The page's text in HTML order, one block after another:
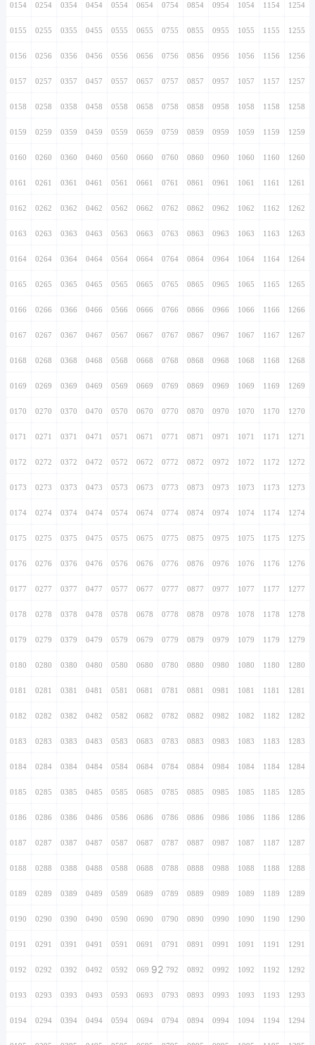
0154 0254 0354 0454 0554 0654 0754 0854 0954 1054 1154 1254
0155 0255 0355 0455 0555 0655 0755 0855 0955 1055 1155 1255
0156 0256 0356 0456 0556 0656 0756 0856 0956 1056 1156 1256
0157 0257 0357 0457 0557 0657 0757 0857 0957 1057 1157 1257
0158 0258 0358 0458 0558 0658 0758 0858 0958 1058 1158 1258
0159 0259 0359 0459 0559 0659 0759 0859 0959 1059 1159 1259
0160 0260 0360 0460 0560 0660 0760 0860 0960 1060 1160 1260
0161 0261 0361 0461 0561 0661 0761 0861 0961 1061 1161 1261
0162 0262 0362 0462 0562 0662 0762 0862 0962 1062 1162 1262
0163 0263 0363 0463 0563 0663 0763 0863 0963 1063 1163 1263
0164 0264 0364 0464 0564 0664 0764 0864 0964 1064 1164 1264
0165 0265 0365 0465 0565 0665 0765 0865 0965 1065 1165 1265
0166 0266 0366 0466 0566 0666 0766 0866 0966 1066 1166 1266
0167 0267 0367 0467 0567 0667 0767 0867 0967 1067 1167 1267
0168 0268 0368 0468 0568 0668 0768 0868 0968 1068 1168 1268
0169 0269 0369 0469 0569 0669 0769 0869 0969 1069 1169 1269
0170 0270 0370 0470 0570 0670 0770 0870 0970 1070 1170 1270
0171 0271 0371 0471 0571 0671 0771 0871 0971 1071 1171 1271
0172 0272 0372 0472 0572 0672 0772 0872 0972 1072 1172 1272
0173 0273 0373 0473 0573 0673 0773 0873 0973 1073 1173 1273
0174 0274 0374 0474 0574 0674 0774 0874 0974 1074 1174 1274
0175 0275 0375 0475 0575 0675 0775 0875 0975 1075 1175 1275
0176 0276 0376 0476 0576 0676 0776 0876 0976 1076 1176 1276
0177 0277 0377 0477 0577 0677 0777 0877 0977 1077 1177 1277
0178 0278 0378 0478 0578 0678 0778 0878 0978 1078 1178 1278
0179 0279 0379 0479 0579 0679 0779 0879 0979 1079 1179 1279
0180 0280 0380 0480 0580 0680 0780 0880 0980 1080 1180 1280
0181 0281 0381 0481 0581 0681 0781 0881 0981 1081 1181 1281
0182 0282 0382 0482 0582 0682 0782 0882 0982 1082 1182 1282
0183 0283 0383 0483 0583 0683 0783 0883 0983 1083 1183 1283
0184 0284 0384 0484 0584 0684 0784 0884 0984 1084 1184 1284
0185 0285 0385 0485 0585 0685 0785 0885 0985 1085 1185 1285
0186 0286 0386 0486 0586 0686 0786 0886 0986 1086 1186 1286
0187 0287 0387 0487 0587 0687 0787 0887 0987 1087 1187 1287
0188 0288 0388 0488 0588 0688 0788 0888 0988 1088 1188 1288
0189 0289 0389 0489 0589 0689 0789 0889 0989 1089 1189 1289
0190 0290 0390 0490 0590 0690 0790 0890 0990 1090 1190 1290
0191 0291 0391 0491 0591 0691 0791 0891 0991 1091 1191 1291
0192 0292 0392 0492 0592 0692920792 0892 0992 1092 1192 1292
0193 0293 0393 0493 0593 0693 0793 0893 0993 1093 1193 1293
0194 0294 0394 0494 0594 0694 0794 0894 0994 1094 1194 1294